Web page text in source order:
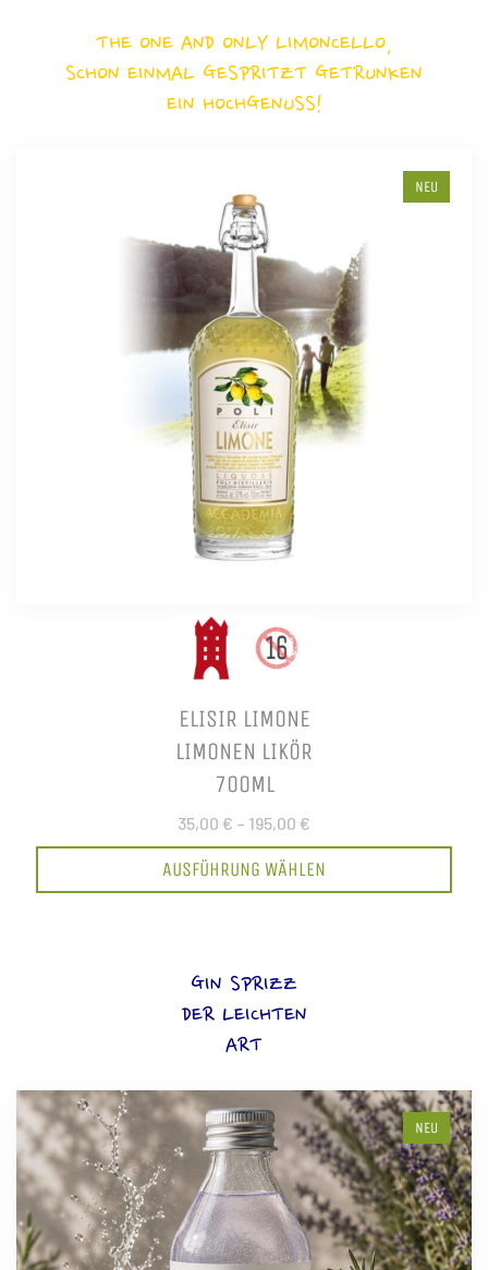
THE ONE AND ONLY LIMONCELLO,
SCHON EINMAL GESPRITZT GETRUNKEN
EIN HOCHGENUSS!
NEU
ELISIR LIMONE
LIMONEN LIKÖR
700ML
35,00 € – 195,00 €
AUSFÜHRUNG WÄHLEN
GIN SPRIZZ
DER LEICHTEN
ART
NEU